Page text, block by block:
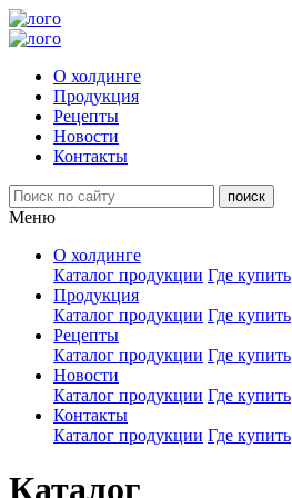
О холдинге
Продукция
Рецепты
Новости
Контакты
Меню
О холдинге
Каталог продукции Где купить
Продукция
Каталог продукции Где купить
Рецепты
Каталог продукции Где купить
Новости
Каталог продукции Где купить
Контакты
Каталог продукции Где купить
Каталог